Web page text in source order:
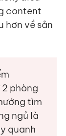
content
hơn về sản
phòng
tìm
ngủ là
quanh